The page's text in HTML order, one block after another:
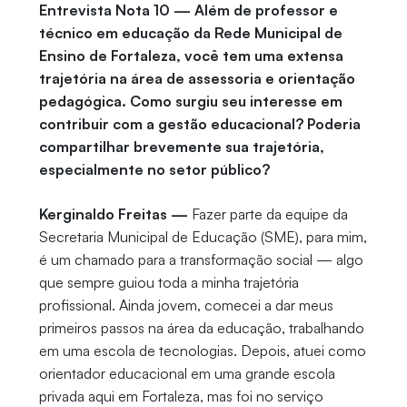
Entrevista Nota 10 — Além de professor e
técnico em educação da Rede Municipal de
Ensino de Fortaleza, você tem uma extensa
trajetória na área de assessoria e orientação
pedagógica. Como surgiu seu interesse em
contribuir com a gestão educacional? Poderia
compartilhar brevemente sua trajetória,
especialmente no setor público?
Kerginaldo Freitas — Fazer parte da equipe da
Secretaria Municipal de Educação (SME), para mim,
é um chamado para a transformação social — algo
que sempre guiou toda a minha trajetória
profissional. Ainda jovem, comecei a dar meus
primeiros passos na área da educação, trabalhando
em uma escola de tecnologias. Depois, atuei como
orientador educacional em uma grande escola
privada aqui em Fortaleza, mas foi no serviço